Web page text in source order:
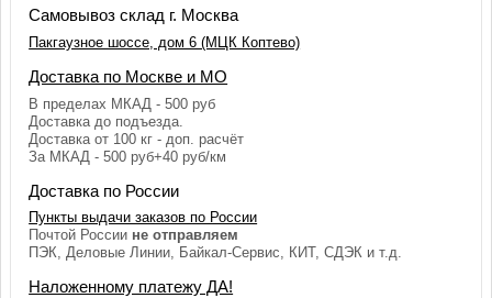
Самовывоз склад г. Москва
Пакгаузное шоссе, дом 6 (МЦК Коптево)
Доставка по Москве и МО
В пределах МКАД - 500 руб
Доставка до подъезда.
Доставка от 100 кг - доп. расчёт
За МКАД - 500 руб+40 руб/км
Доставка по России
Пункты выдачи заказов по России
Почтой России не отправляем
ПЭК, Деловые Линии, Байкал-Сервис, КИТ, СДЭК и т.д.
Наложенному платежу ДА!